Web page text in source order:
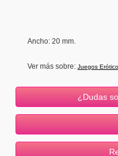
Ancho: 20 mm.
Ver más sobre: Juegos
¿Dudas